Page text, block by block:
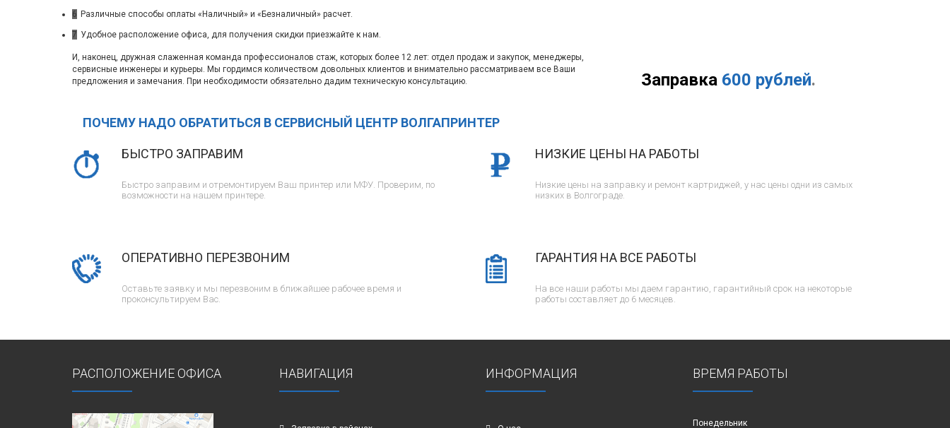
6 Различные способы оплаты «Наличный» и «Безналичный» расчет.
7 Удобное расположение офиса, для получения скидки приезжайте к нам.
Заправка 600 рублей.
И, наконец, дружная слаженная команда профессионалов стаж, которых более 12 лет: отдел продаж и закупок, менеджеры,
сервисные инженеры и курьеры. Мы гордимся количеством довольных клиентов и внимательно рассматриваем все Ваши
предложения и замечания. При необходимости обязательно дадим техническую консультацию.
ПОЧЕМУ НАДО ОБРАТИТЬСЯ В СЕРВИСНЫЙ ЦЕНТР ВОЛГАПРИНТЕР
БЫСТРО ЗАПРАВИМ
Быстро заправим и отремонтируем Ваш принтер или МФУ. Проверим, по
возможности на нашем принтере.
ОПЕРАТИВНО ПЕРЕЗВОНИМ
Оставьте заявку и мы перезвоним в ближайшее рабочее время и
проконсультируем Вас.
НИЗКИЕ ЦЕНЫ НА РАБОТЫ
Низкие цены на заправку и ремонт картриджей, у нас цены одни из самых
низких в Волгограде.
ГАРАНТИЯ НА ВСЕ РАБОТЫ
На все наши работы мы даем гарантию, гарантийный срок на некоторые
работы составляет до 6 месяцев.
РАСПОЛОЖЕНИЕ ОФИСА НАВИГАЦИЯ ИНФОРМАЦИЯ ВРЕМЯ РАБОТЫ
Понедельник